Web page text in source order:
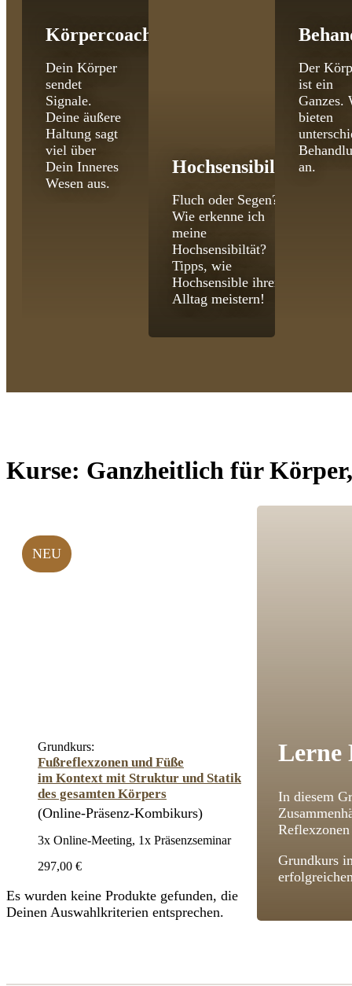
Körpercoaching
Dein Körper
sendet
Signale.
Deine äußere
Haltung sagt
viel über
Dein Inneres
Wesen aus.
Hochsensibilität
Fluch oder Segen?
Wie erkenne ich
meine
Hochsensibiltät?
Tipps, wie
Hochsensible ihren
Alltag meistern!
Der
ist ein
Ganzes.
bieten
an.
Kurse: Ganzheitlich für
NEU
Grundkurs:
Fußreflexzonen und Füße
im Kontext mit Struktur und Statik
des gesamten Körpers
(Online-Präsenz-Kombikurs)
3x Online-Meeting, 1x Präsenzseminar
297,00 €
Es wurden keine Produkte gefunden, die
Deinen Auswahlkriterien entsprechen.
Lerne
In diesem
Grundkurs